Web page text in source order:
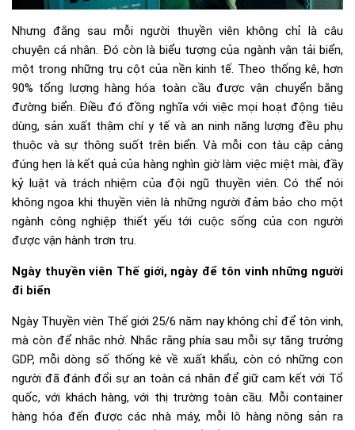
Nhưng đằng sau mỗi người thuyền viên không chỉ là câu
chuyện cá nhân. Đó còn là biểu tượng của ngành vận tải biển,
một trong những trụ cột của nền kinh tế. Theo thống kê, hơn
90% tổng lượng hàng hóa toàn cầu được vận chuyển bằng
đường biển. Điều đó đồng nghĩa với việc mọi hoạt động tiêu
dùng, sản xuất thậm chí y tế và an ninh năng lượng đều phụ
thuộc và sự thông suốt trên biển. Và mỗi con tàu cập cảng
đúng hẹn là kết quả của hàng nghìn giờ làm việc miệt mài, đầy
kỷ luật và trách nhiệm của đội ngũ thuyền viên. Có thể nói
không ngoa khi thuyền viên là những người đảm bảo cho một
ngành công nghiệp thiết yếu tới cuộc sống của con người
được vận hành trơn tru.
Ngày thuyền viên Thế giới, ngày để tôn vinh những người
đi biển
Ngày Thuyền viên Thế giới 25/6 năm nay không chỉ để tôn vinh,
mà còn để nhắc nhở. Nhắc rằng phía sau mỗi sự tăng trưởng
GDP, mỗi dòng số thống kê về xuất khẩu, còn có những con
người đã đánh đổi sự an toàn cá nhân để giữ cam kết với Tổ
quốc, với khách hàng, với thị trường toàn cầu. Mỗi container
hàng hóa đến được các nhà máy, mỗi lô hàng nông sản ra